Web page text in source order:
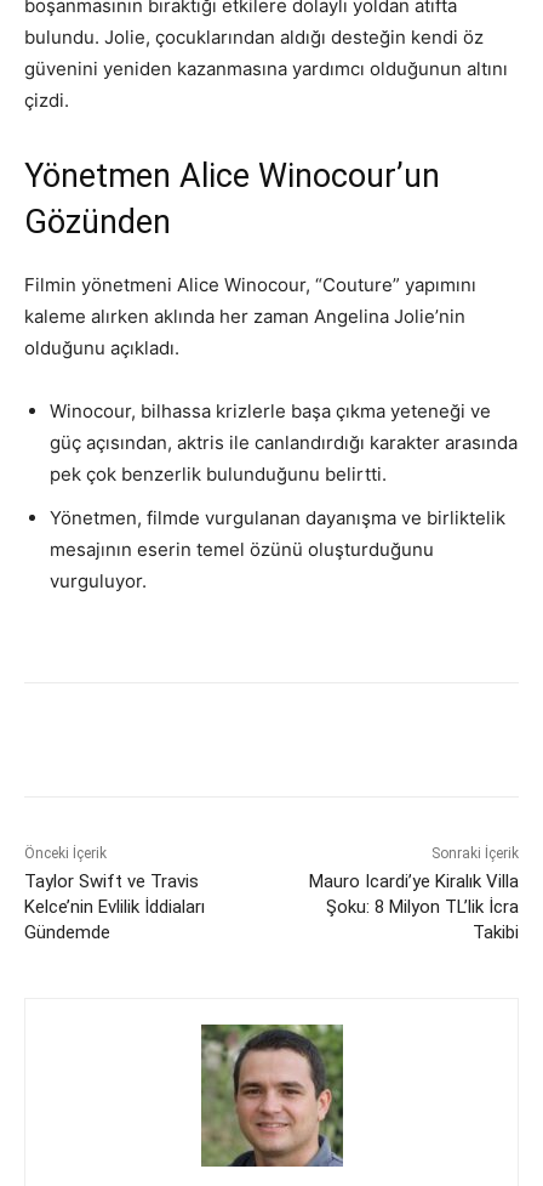
boşanmasının bıraktığı etkilere dolaylı yoldan atıfta
bulundu. Jolie, çocuklarından aldığı desteğin kendi öz
güvenini yeniden kazanmasına yardımcı olduğunun altını
çizdi.
Yönetmen Alice Winocour’un
Gözünden
Filmin yönetmeni Alice Winocour, “Couture” yapımını
kaleme alırken aklında her zaman Angelina Jolie’nin
olduğunu açıkladı.
Winocour, bilhassa krizlerle başa çıkma yeteneği ve
güç açısından, aktris ile canlandırdığı karakter arasında
pek çok benzerlik bulunduğunu belirtti.
Yönetmen, filmde vurgulanan dayanışma ve birliktelik
mesajının eserin temel özünü oluşturduğunu
vurguluyor.
Önceki İçerik
Taylor Swift ve Travis
Kelce’nin Evlilik İddiaları
Gündemde
Sonraki İçerik
Mauro Icardi’ye Kiralık Villa
Şoku: 8 Milyon TL’lik İcra
Takibi